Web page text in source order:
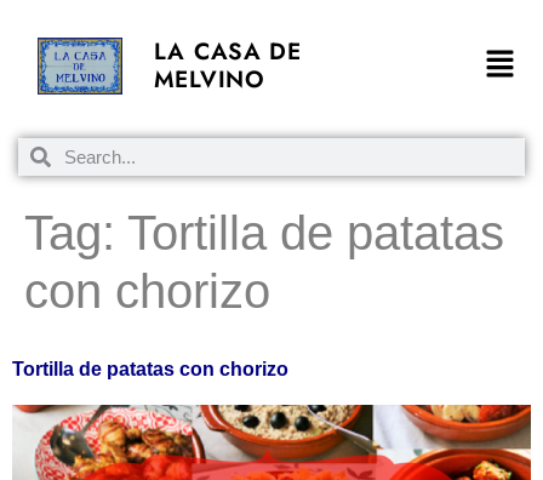
LA CASA DE
MELVINO
Tag: Tortilla de patatas
con chorizo
Tortilla de patatas con chorizo